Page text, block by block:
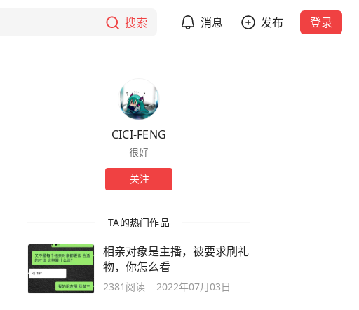
搜索 消息 发布 登录
CICI-FENG
很好
关注
TA的热门作品
相亲对象是主播，被要求刷礼
物，你怎么看
2381 阅读 2022年07月03日